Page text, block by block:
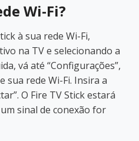
Wi-Fi?
à sua rede Wi-Fi,
na TV e selecionando a
vá até “Configurações”,
sua rede Wi-Fi. Insira a
O Fire TV Stick estará
sinal de conexão for